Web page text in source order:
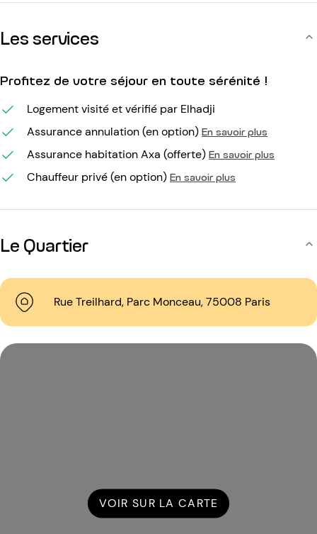
Les services
Profitez de votre séjour en toute sérénité !
Logement visité et vérifié par Elhadji
Assurance annulation (en option) En savoir plus
Assurance habitation Axa (offerte) En savoir plus
Chauffeur privé (en option) En savoir plus
Le Quartier
Rue Treilhard, Parc Monceau, 75008 Paris
VOIR SUR LA CARTE